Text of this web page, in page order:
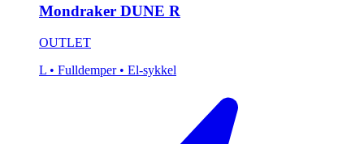
Mondraker DUNE R
OUTLET
L • Fulldemper • El-sykkel